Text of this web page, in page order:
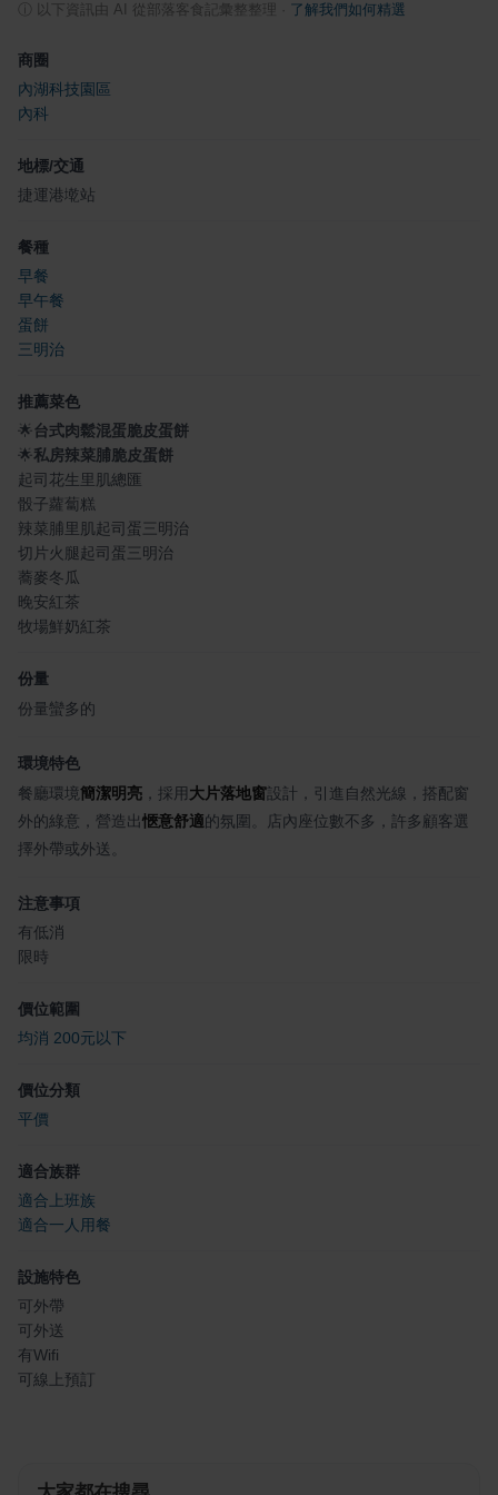
以下資訊由 AI 從部落客食記彙整整理 了解我們如何精選
商圈
內湖科技園區
內科
地標/交通
捷運港墘站
餐種
早餐
早午餐
蛋餅
三明治
推薦菜色
🌟台式肉鬆混蛋脆皮蛋餅
🌟私房辣菜脯脆皮蛋餅
起司花生里肌總匯
骰子蘿蔔糕
辣菜脯里肌起司蛋三明治
切片火腿起司蛋三明治
蕎麥冬瓜
晚安紅茶
牧場鮮奶紅茶
份量
份量蠻多的
環境特色
餐廳環境簡潔明亮 ，採用 大片落地窗設計，引進自然光線，搭配窗
外的綠意，營造出愜意舒適的氛圍。店內座位數不多，許多顧客選
擇外帶或外送。
注意事項
有低消
限時
價位範圍
均消 200元以下
價位分類
平價
適合族群
適合上班族
適合一人用餐
設施特色
可外帶
可外送
有Wifi
可線上預訂